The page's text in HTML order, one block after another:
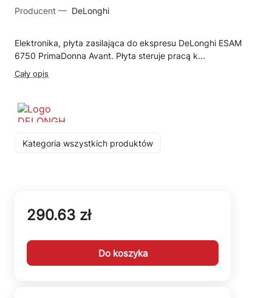
Producent — DeLonghi
Elektronika, płyta zasilająca do ekspresu DeLonghi ESAM
6750 PrimaDonna Avant. Płyta steruje pracą k...
Cały opis
Kategoria wszystkich produktów
290.63 zł
Do koszyka